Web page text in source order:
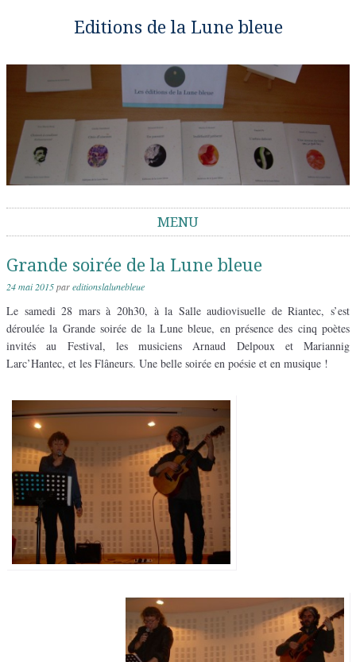
Editions de la Lune bleue
MENU
Grande soirée de la Lune bleue
24 mai 2015pareditionslalunebleue
Le samedi 28 mars à 20h30, à la Salle audiovisuelle de Riantec, s’est
déroulée la Grande soirée de la Lune bleue, en présence des cinq poètes
invités au Festival, les musiciens Arnaud Delpoux et Mariannig
Larc’Hantec, et les Flâneurs. Une belle soirée en poésie et en musique !